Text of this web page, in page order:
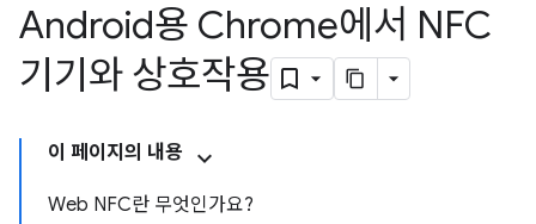
Android용 Chrome에서 NFC
기기와 상호작용
이 페이지의 내용
Web NFC란 무엇인가요?